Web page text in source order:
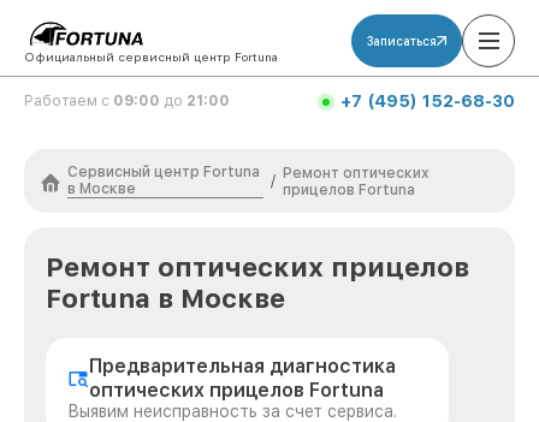
Официальный сервисный центр Fortuna
Записаться
Работаем с 09:00 до 21:00 +7 (495) 152-68-30
Сервисный центр Fortuna
в Москве
/ Ремонт оптических
прицелов Fortuna
Ремонт оптических прицелов
Fortuna в Москве
Предварительная диагностика
оптических прицелов Fortuna
Выявим неисправность за счет сервиса.